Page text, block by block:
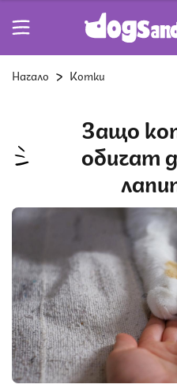
Начало Котки
Защо котките не
обичат